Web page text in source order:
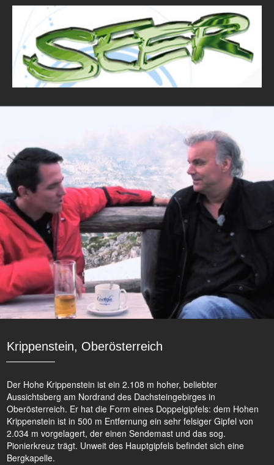
Krippenstein, Oberösterreich
Der Hohe Krippenstein ist ein 2.108 m hoher, beliebter
Aussichtsberg am Nordrand des Dachsteingebirges in
Oberösterreich. Er hat die Form eines Doppelgipfels: dem Hohen
Krippenstein ist in 500 m Entfernung ein sehr felsiger Gipfel von
2.034 m vorgelagert, der einen Sendemast und das sog.
Pionierkreuz trägt. Unweit des Hauptgipfels befindet sich eine
Bergkapelle.